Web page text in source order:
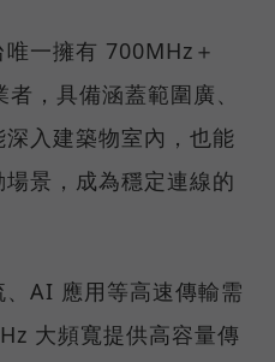
一擁有 700MHz＋
，具備涵蓋範圍廣、
入建築物室內，也能
景，成為穩定連線的
AI 應用等高速傳輸需
大頻寬提供高容量傳